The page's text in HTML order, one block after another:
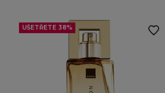
UŠETŘETE 38%